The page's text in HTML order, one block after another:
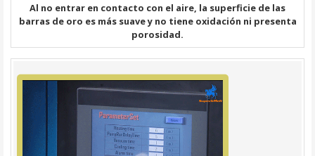
Al no entrar en contacto con el aire, la superficie de las
barras de oro es más suave y no tiene oxidación ni presenta
porosidad.